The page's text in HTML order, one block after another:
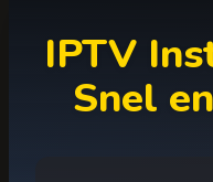
IPTV
Snel